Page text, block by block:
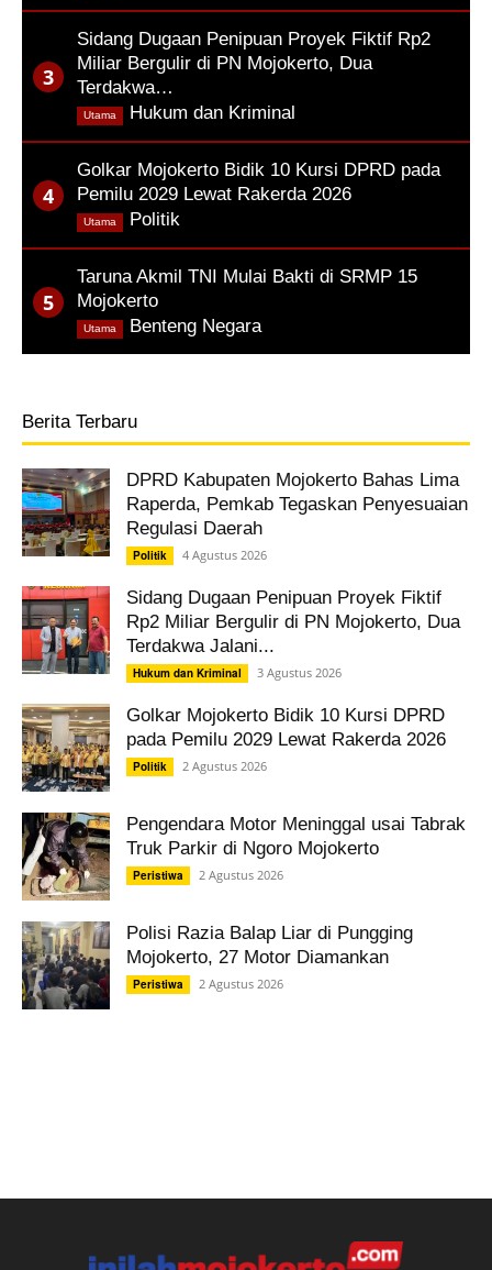
Sidang Dugaan Penipuan Proyek Fiktif Rp2
Miliar Bergulir di PN Mojokerto, Dua
Terdakwa…
Hukum dan Kriminal
Utama
Golkar Mojokerto Bidik 10 Kursi DPRD pada
Pemilu 2029 Lewat Rakerda 2026
Politik
Utama
Taruna Akmil TNI Mulai Bakti di SRMP 15
Mojokerto
Benteng Negara,
Utama
Berita Terbaru
DPRD Kabupaten Mojokerto Bahas Lima
Raperda, Pemkab Tegaskan Penyesuaian
Regulasi Daerah
Politik 4 Agustus 2026
Sidang Dugaan Penipuan Proyek Fiktif
Rp2 Miliar Bergulir di PN Mojokerto, Dua
Terdakwa Jalani...
Hukum dan Kriminal 3 Agustus 2026
Golkar Mojokerto Bidik 10 Kursi DPRD
pada Pemilu 2029 Lewat Rakerda 2026
Politik 2 Agustus 2026
Pengendara Motor Meninggal usai Tabrak
Truk Parkir di Ngoro Mojokerto
Peristiwa 2 Agustus 2026
Polisi Razia Balap Liar di Pungging
Mojokerto, 27 Motor Diamankan
Peristiwa 2 Agustus 2026